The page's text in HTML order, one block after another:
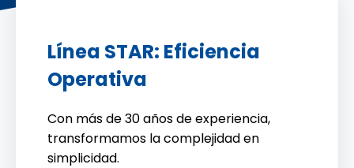
Línea STAR: Eficiencia
Operativa
Con más de 30 años de experiencia,
transformamos la complejidad en
simplicidad.